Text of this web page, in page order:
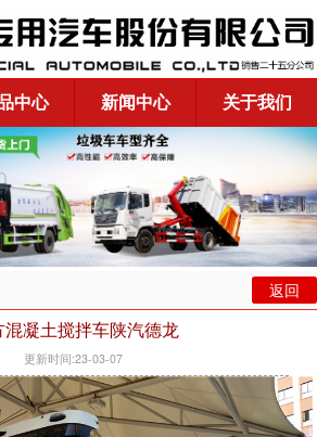
中心 新闻中心 关于我们
返回
混凝土搅拌车陕汽德龙
更新时间:23-03-07